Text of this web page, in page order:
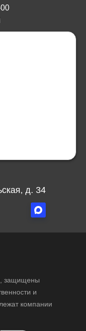
д. 34
защищены
и
компании